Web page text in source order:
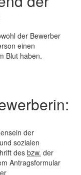
der Bewerber
einen
Blut haben.
der
sozialen
desbzw. der
Antragsformular